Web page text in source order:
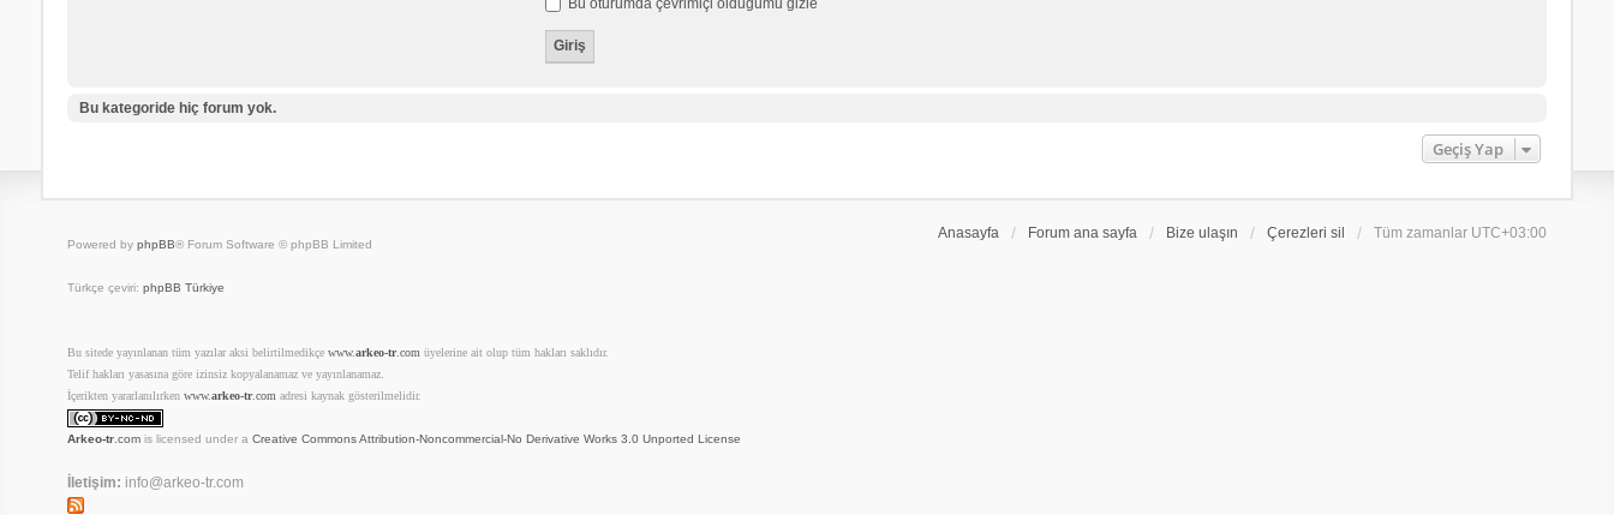
Bu oturumda çevrimiçi olduğumu gizle
Bu kategoride hiç forum yok.
Geçiş Yap
Anasayfa Forum ana sayfa Bize ulaşın Çerezleri sil Tüm zamanlar UTC+03:00
Powered by phpBB® Forum Software © phpBB Limited
Türkçe çeviri: phpBB Türkiye
Bu sitede yayınlanan tüm yazılar aksi belirtilmedikçe www.arkeo-tr.com üyelerine ait olup tüm hakları saklıdır.
Telif hakları yasasına göre izinsiz kopyalanamaz ve yayınlanamaz.
İçerikten yararlanılırken www.arkeo-tr.com adresi kaynak gösterilmelidir.
Arkeo-tr.comis licensed under a Creative Commons Attribution-Noncommercial-No Derivative Works 3.0 Unported License
İletişim: info@arkeo-tr.com